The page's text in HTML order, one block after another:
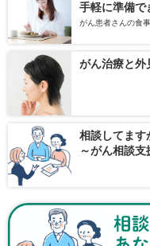
手軽に準備で
がん患者さんの食事
がん治療と外
相談してます
～がん相談